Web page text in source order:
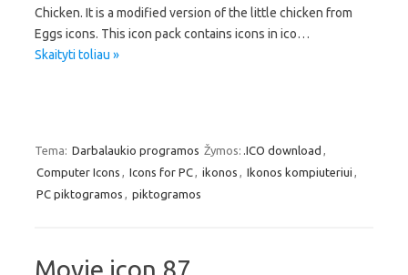
Chicken. It is a modified version of the little chicken from
Eggs icons. This icon pack contains icons in ico…
Skaityti toliau »
Tema: Darbalaukio programos Žymos: .ICO download
Computer Icons
Icons for PC ikonos Ikonos kompiuteriui
PC piktogramos
piktogramos
Movie icon 87